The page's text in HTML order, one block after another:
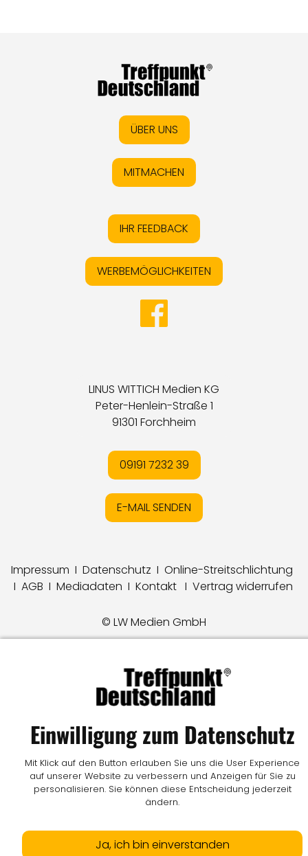
ÜBER UNS
MITMACHEN
IHR FEEDBACK
WERBEMÖGLICHKEITEN
LINUS WITTICH Medien KG
Peter-Henlein-Straße 1
91301 Forchheim
09191 7232 39
E-MAIL SENDEN
Impressum I Datenschutz I Online-Streitschlichtung
I AGB I Mediadaten I Kontakt I Vertrag widerrufen
© LW Medien GmbH
Einwilligung zum Datenschutz
Mit Klick auf den Button erlauben Sie uns die User Experience
auf unserer Website zu verbessern und Anzeigen für Sie zu
personalisieren. Sie können diese Entscheidung jederzeit
ändern.
Ja, ich bin einverstanden